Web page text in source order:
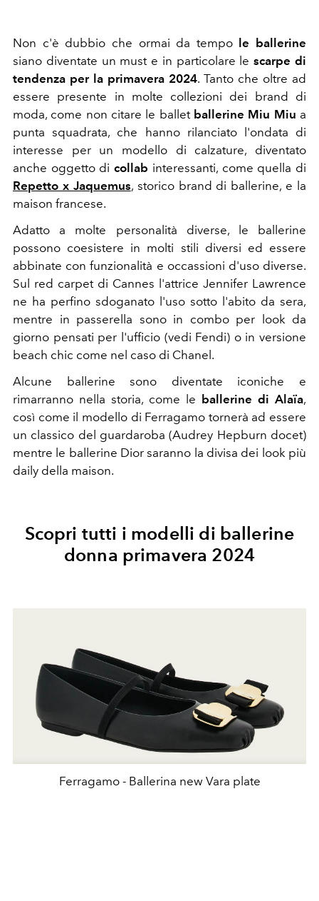
Non c'è dubbio che ormai da tempole ballerine
siano diventate un must e in particolare lescarpe di
tendenza per la primavera 2024. Tanto che oltre ad
essere presente in molte collezioni dei brand di
moda, come non citare le ballet ballerine Miu Miu a
punta squadrata, che hanno rilanciato l'ondata di
interesse per un modello di calzature, diventato
anche oggetto dicollab interessanti, come quella di
Repetto x Jaquemus, storico brand di ballerine, e la
maison francese.
Adatto a molte personalità diverse, le ballerine
possono coesistere in molti stili diversi ed essere
abbinate con funzionalità e occassioni d'uso diverse.
Sul red carpet di Cannes l'attrice Jennifer Lawrence
ne ha perfino sdoganato l'uso sotto l'abito da sera,
mentre in passerella sono in combo per look da
giorno pensati per l'ufficio (vedi Fendi) o in versione
beach chic come nel caso di Chanel.
Alcune ballerine sono diventate iconiche e
rimarranno nella storia, come le ballerine di Alaïa,
così come il modello di Ferragamo tornerà ad essere
un classico del guardaroba (Audrey Hepburn docet)
mentre le ballerine Dior saranno la divisa dei look più
daily della maison.
Scopri tutti i modelli di ballerine
donna primavera 2024
Ferragamo - Ballerina new Vara plate